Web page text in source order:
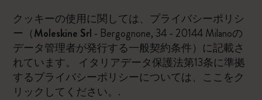
クッキーの使用に関しては、プライバシーポリシ
ー（Moleskine Srl ‐ Bergognone, 34 - 20144 Milanoの
データ管理者が発行する一般契約条件）に記載さ
れています。 イタリアデータ保護法第13条に準拠
するプライバシーポリシーについては、 ここをク
リックしてください。 .